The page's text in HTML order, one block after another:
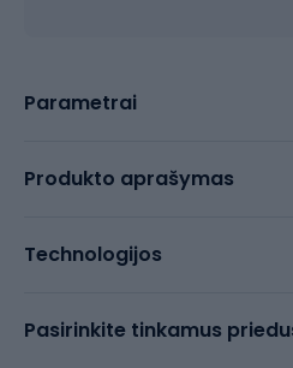
Parametrai
Produkto aprašymas
Technologijos
Pasirinkite tinkamus